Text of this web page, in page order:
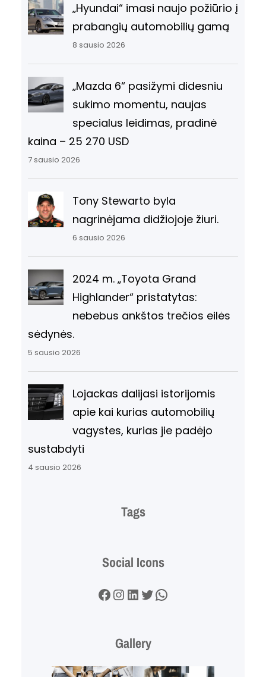
„Hyundai“ imasi naujo požiūrio į
prabangių automobilių gamą
8 sausio 2026
„Mazda 6“ pasižymi didesniu
sukimo momentu, naujas
specialus leidimas, pradinė
kaina – 25 270 USD
7 sausio 2026
Tony Stewarto byla
nagrinėjama didžiojoje žiuri.
6 sausio 2026
2024 m. „Toyota Grand
Highlander“ pristatytas:
nebebus ankštos trečios eilės
sėdynės.
5 sausio 2026
Lojackas dalijasi istorijomis
apie kai kurias automobilių
vagystes, kurias jie padėjo
sustabdyti
4 sausio 2026
Tags
Social Icons
Facebook InstagramLinkedIn Twitter WhatsApp
Gallery